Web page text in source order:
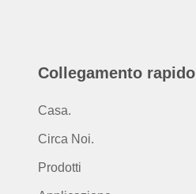
Collegamento rapido
Casa.
Circa Noi.
Prodotti